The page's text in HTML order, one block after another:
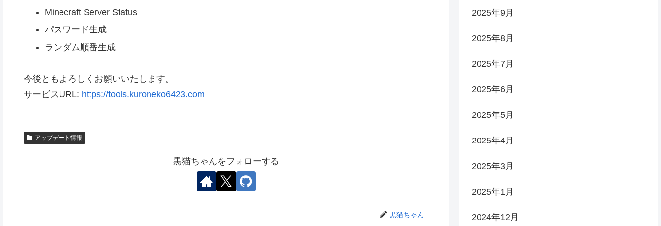
Minecraft Server Status
パスワード生成
ランダム順番生成
今後ともよろしくお願いいたします。
サービスURL: https://tools.kuroneko6423.com
アップデート情報
黒猫ちゃんをフォローする
黒猫ちゃん
2025年9月
2025年8月
2025年7月
2025年6月
2025年5月
2025年4月
2025年3月
2025年1月
2024年12月